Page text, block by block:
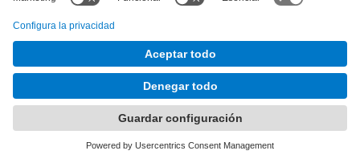
empresariales o haber cursado previamente
asignaturas de empresa tales como VPE
(Viabilidad de Proyectos Empresariales) en el
grado o en Ingeniería informática es deseable.
Un cierto nivel de lectura en inglés es también